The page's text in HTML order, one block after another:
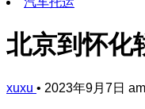
北京到怀化
xuxu • 2023年9月7日